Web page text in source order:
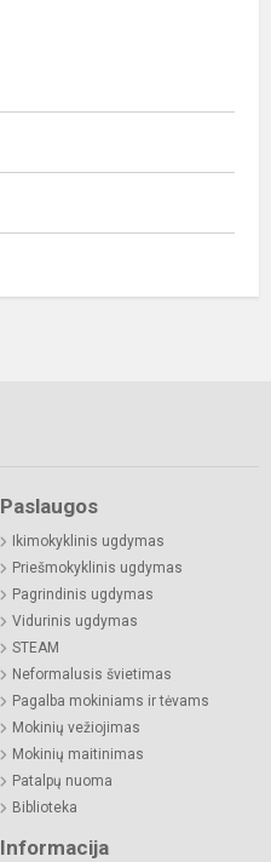
Paslaugos
Ikimokyklinis ugdymas
Priešmokyklinis ugdymas
Pagrindinis ugdymas
Vidurinis ugdymas
STEAM
Neformalusis švietimas
Pagalba mokiniams ir tėvams
Mokinių vežiojimas
Mokinių maitinimas
Patalpų nuoma
Biblioteka
Informacija